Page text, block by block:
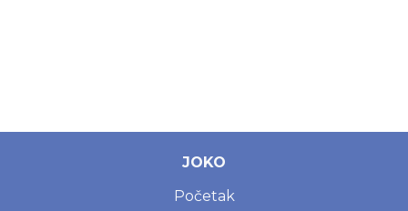
JOKO
Početak